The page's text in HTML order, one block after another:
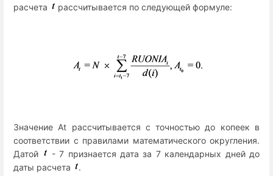
расчета
рассчитывается по следующей формуле:
Значение At рассчитывается с точностью до копеек в
соответствии с правилами математического округления.
Датой
- 7 признается дата за 7 календарных дней до
даты расчета
.